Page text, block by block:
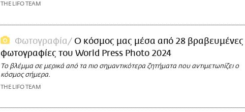
THE LIFO TEAM
Φωτογραφία
Ο κόσμος μας μέσα από 28 βραβευμένες
φωτογραφίες του World Press Photo 2024
Το βλέμμα σε μερικά από τα πιο σημαντικότερα ζητήματα που αντιμετωπίζει ο
κόσμος σήμερα.
THE LIFO TEAM